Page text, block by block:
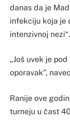
danas da je
infekciju koja je
intenzivnoj nezi“.
„Još uvek je
oporavak”,
Ranije ove
turneju u čast